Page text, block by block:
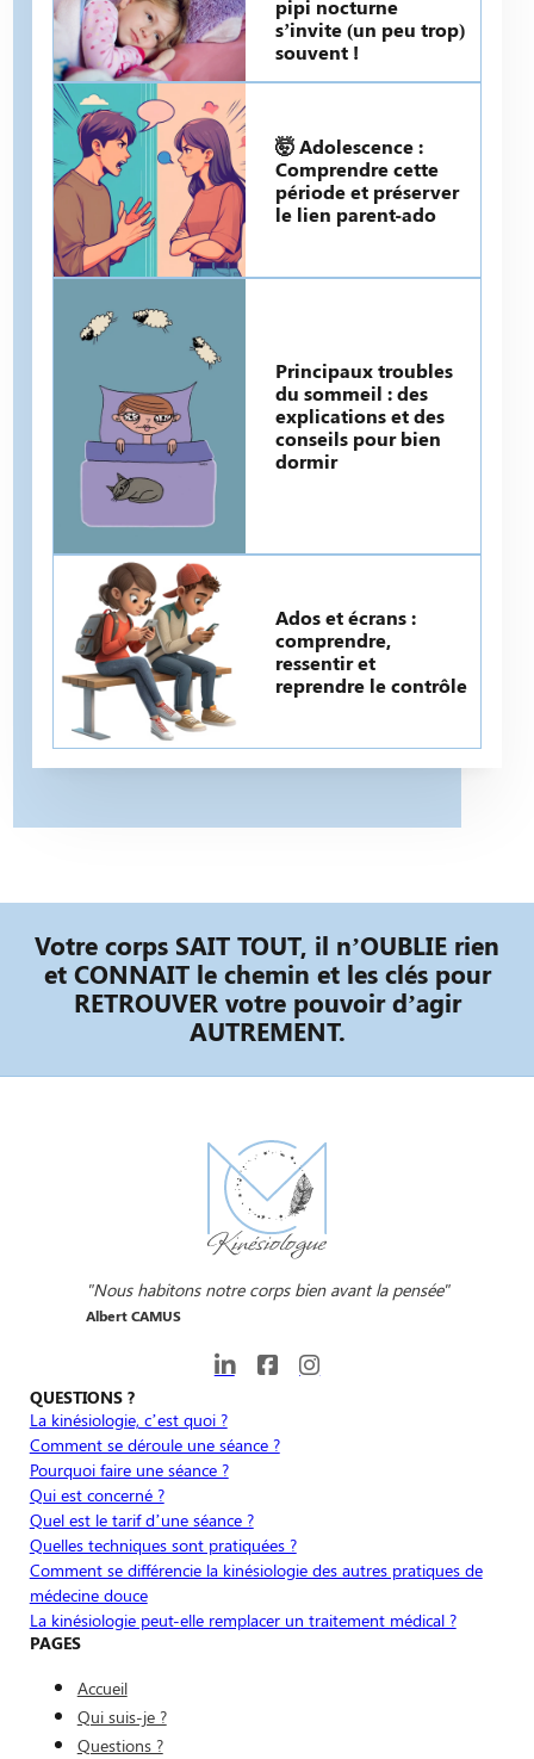
pipi nocturne
s’invite (un peu trop)
souvent !
🤯 Adolescence :
Comprendre cette
période et préserver
le lien parent-ado
Principaux troubles
du sommeil : des
explications et des
conseils pour bien
dormir
Ados et écrans :
comprendre,
ressentir et
reprendre le contrôle
Votre corps SAIT TOUT, il n’OUBLIE rien
et CONNAIT le chemin et les clés pour
RETROUVER votre pouvoir d’agir
AUTREMENT.
"Nous habitons notre corps bien avant la pensée"
Albert CAMUS
QUESTIONS ?
La kinésiologie, c’est quoi ?
Comment se déroule une séance ?
Pourquoi faire une séance ?
Qui est concerné ?
Quel est le tarif d’une séance ?
Quelles techniques sont pratiquées ?
Comment se différencie la kinésiologie des autres pratiques de
médecine douce
La kinésiologie peut-elle remplacer un traitement médical ?
PAGES
Accueil
Qui suis-je ?
Questions ?